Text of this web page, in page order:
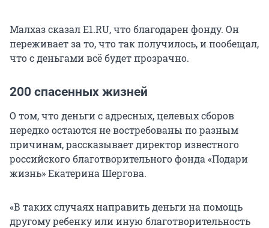
Малхаз сказал E1.RU, что благодарен фонду. Он
переживает за то, что так получилось, и пообещал,
что с деньгами всё будет прозрачно.
200 спасенных жизней
О том, что деньги с адресных, целевых сборов
нередко остаются не востребованы по разным
причинам, рассказывает директор известного
российского благотворительного фонда «Подари
жизнь» Екатерина Шергова.
«В таких случаях направить деньги на помощь
другому ребенку или иную благотворительность